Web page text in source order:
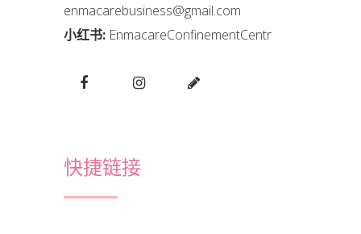
enmacarebusiness@gmail.com
小红书: EnmacareConfinementCentr
快捷链接